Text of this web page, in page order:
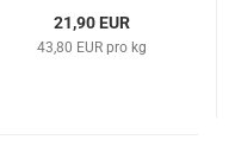
21,90 EUR
43,80 EUR pro kg